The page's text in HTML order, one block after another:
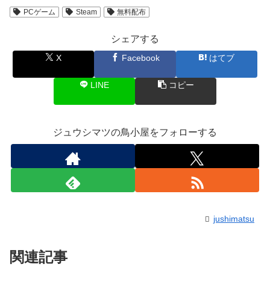
PCゲーム Steam 無料配布
シェアする
X Facebook はてブ
LINE コピー
ジュウシマツの鳥小屋をフォローする
jushimatsu
関連記事